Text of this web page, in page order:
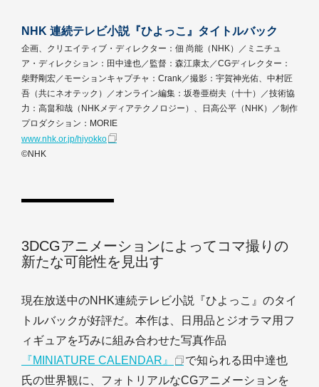
NHK 連続テレビ小説『ひよっこ』タイトルバック
企画、クリエイティブ・ディレクター：佃 尚能（NHK）／ミニチュ
ア・ディレクション：田中達也／監督：森江康太／CGディレクター：
柴野剛宏／モーションキャプチャ：Crank／撮影：宇賀神光佑、中村匠
吾（共にネオテック）／オンライン編集：坂巻亜樹夫（十十）／技術協
力：高畠和哉（NHKメディアテクノロジー）、日高公平（NHK）／制作
プロダクション：MORIE
www.nhk.or.jp/hiyokko
©NHK
3DCGアニメーションによってコマ撮りの
新たな可能性を見出す
現在放送中のNHK連続テレビ小説『ひよっこ』のタイ
トルバックが好評だ。本作は、日用品とジオラマ用フ
ィギュアを巧みに組み合わせた写真作品
『MINIATURE CALENDAR』
で知られる田中達也
氏の世界観に、フォトリアルなCGアニメーションを